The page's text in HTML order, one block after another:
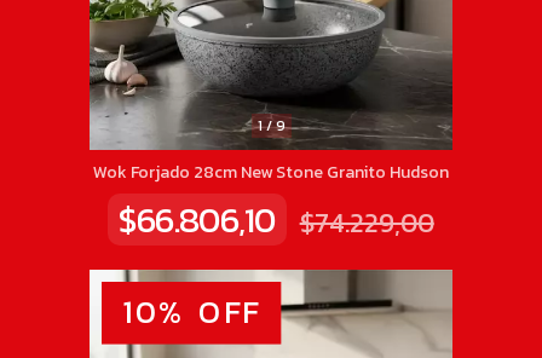
1/9
Wok Forjado 28cm New Stone Granito Hudson
$66.806,10 $74.229,00
10% OFF